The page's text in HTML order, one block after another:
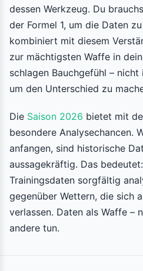
dessen Werkzeug. Du
der Formel 1, um die Daten
kombiniert mit diesem
zur mächtigsten Waffe in
schlagen Bauchgefühl –
um den Unterschied zu
Die Saison 2026 bietet mit
besondere Analysechancen.
anfangen, sind historische
aussagekräftig. Das
Trainingsdaten sorgfältig
gegenüber Wettern, die sich
verlassen. Daten als Waffe –
andere tun.